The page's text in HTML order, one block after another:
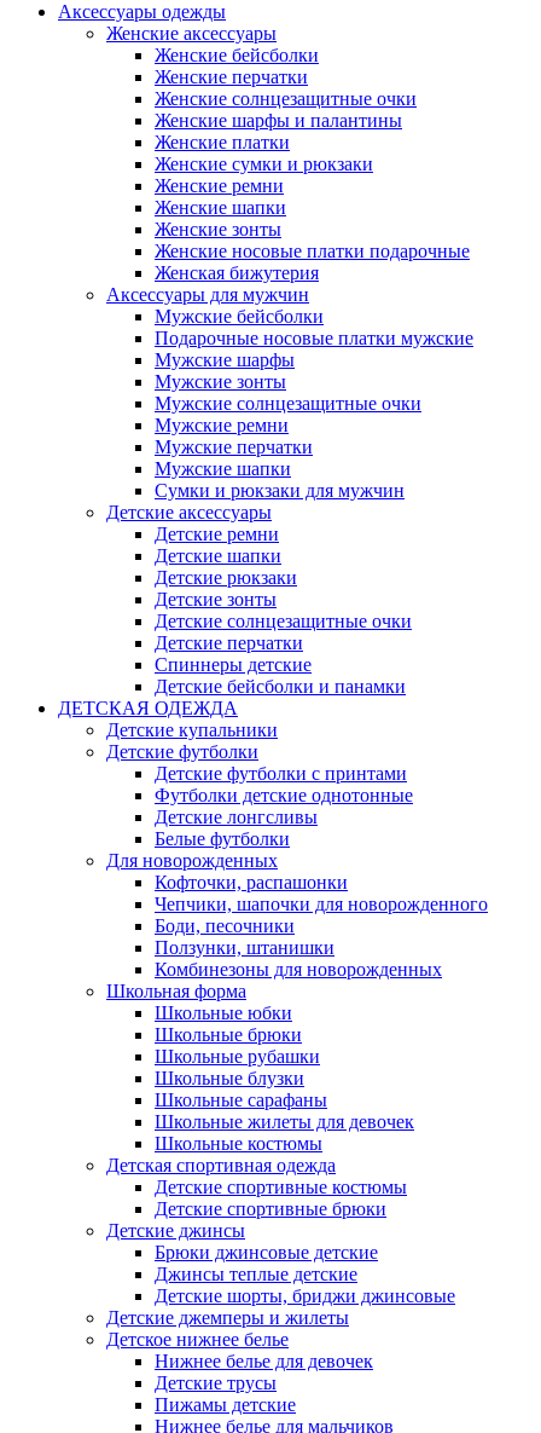
Аксессуары одежды
Женские аксессуары
Женские бейсболки
Женские перчатки
Женские солнцезащитные очки
Женские шарфы и палантины
Женские платки
Женские сумки и рюкзаки
Женские ремни
Женские шапки
Женские зонты
Женские носовые платки подарочные
Женская бижутерия
Аксессуары для мужчин
Мужские бейсболки
Подарочные носовые платки мужские
Мужские шарфы
Мужские зонты
Мужские солнцезащитные очки
Мужские ремни
Мужские перчатки
Мужские шапки
Сумки и рюкзаки для мужчин
Детские аксессуары
Детские ремни
Детские шапки
Детские рюкзаки
Детские зонты
Детские солнцезащитные очки
Детские перчатки
Спиннеры детские
Детские бейсболки и панамки
ДЕТСКАЯ ОДЕЖДА
Детские купальники
Детские футболки
Детские футболки с принтами
Футболки детские однотонные
Детские лонгсливы
Белые футболки
Для новорожденных
Кофточки, распашонки
Чепчики, шапочки для новорожденного
Боди, песочники
Ползунки, штанишки
Комбинезоны для новорожденных
Школьная форма
Школьные юбки
Школьные брюки
Школьные рубашки
Школьные блузки
Школьные сарафаны
Школьные жилеты для девочек
Школьные костюмы
Детская спортивная одежда
Детские спортивные костюмы
Детские спортивные брюки
Детские джинсы
Брюки джинсовые детские
Джинсы теплые детские
Детские шорты, бриджи джинсовые
Детские джемперы и жилеты
Детское нижнее белье
Нижнее белье для девочек
Детские трусы
Пижамы детские
Нижнее белье для мальчиков